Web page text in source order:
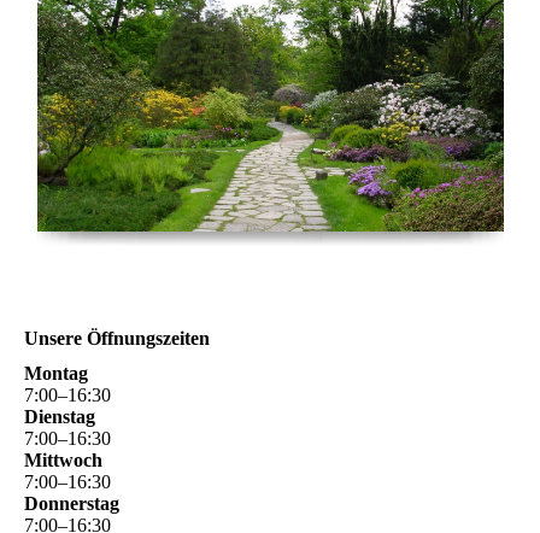
Unsere Öffnungszeiten
Montag
7:00–16:30
Dienstag
7:00–16:30
Mittwoch
7:00–16:30
Donnerstag
7:00–16:30